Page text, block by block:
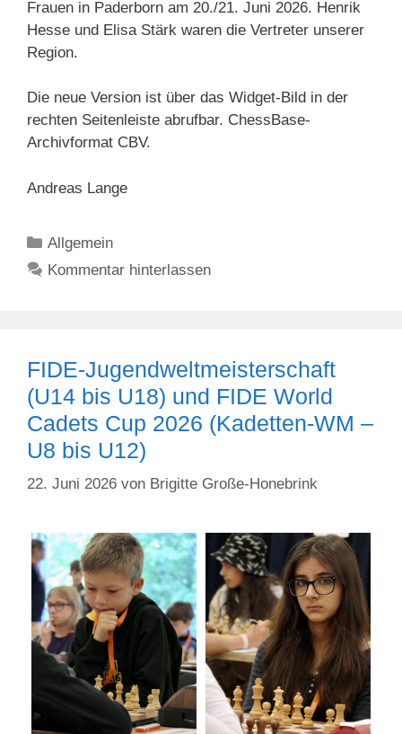
Frauen in Paderborn am 20./21. Juni 2026. Henrik
Hesse und Elisa Stärk waren die Vertreter unserer
Region.
Die neue Version ist über das Widget-Bild in der
rechten Seitenleiste abrufbar. ChessBase-
Archivformat CBV.
Andreas Lange
Kategorien
Allgemein
Kommentar hinterlassen
FIDE-Jugendweltmeisterschaft
(U14 bis U18) und FIDE World
Cadets Cup 2026 (Kadetten-WM –
U8 bis U12)
22. Juni 2026 von Brigitte Große-Honebrink